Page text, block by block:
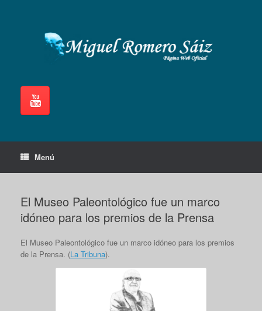
Menú
El Museo Paleontológico fue un marco
idóneo para los premios de la Prensa
El Museo Paleontológico fue un marco idóneo para los premios
de la Prensa. (La Tribuna).